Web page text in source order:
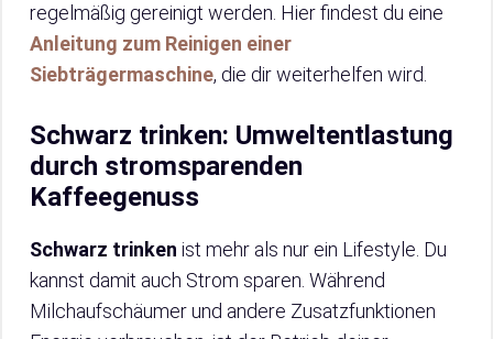
regelmäßig gereinigt werden. Hier findest du eine
Anleitung zum Reinigen einer
Siebträgermaschine, die dir weiterhelfen wird.
Schwarz trinken: Umweltentlastung
durch stromsparenden
Kaffeegenuss
Schwarz trinken ist mehr als nur ein Lifestyle. Du
kannst damit auch Strom sparen. Während
Milchaufschäumer und andere Zusatzfunktionen